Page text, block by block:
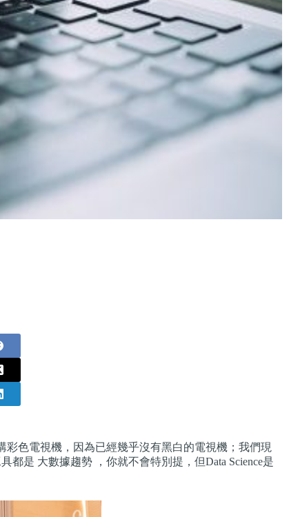
彩色電視機，因為已經幾乎沒有黑白的電視機；我們現
是 大數據趨勢 ，你就不會特別提，但Data Science是